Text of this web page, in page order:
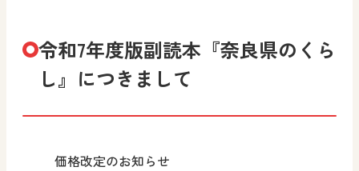
令和7年度版副読本『奈良県のくら
し』につきまして
価格改定のお知らせ